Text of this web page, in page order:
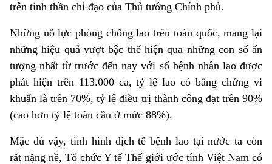
trên tinh thần chỉ đạo của Thủ tướng Chính phủ.
Những nỗ lực phòng chống lao trên toàn quốc, mang lại
những hiệu quả vượt bậc thể hiện qua những con số ấn
tượng nhất từ trước đến nay với số bệnh nhân lao được
phát hiện trên 113.000 ca, tỷ lệ lao có bằng chứng vi
khuẩn là trên 70%, tỷ lệ điều trị thành công đạt trên 90%
(cao hơn tỷ lệ toàn cầu ở mức 88%).
Mặc dù vậy, tình hình dịch tễ bệnh lao tại nước ta còn
rất nặng nề, Tổ chức Y tế Thế giới ước tính Việt Nam có